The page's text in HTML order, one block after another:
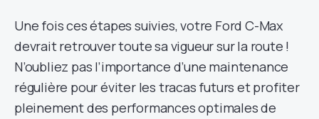
Une fois ces étapes suivies, votre Ford C-Max
devrait retrouver toute sa vigueur sur la route !
N’oubliez pas l’importance d’une maintenance
régulière pour éviter les tracas futurs et profiter
pleinement des performances optimales de